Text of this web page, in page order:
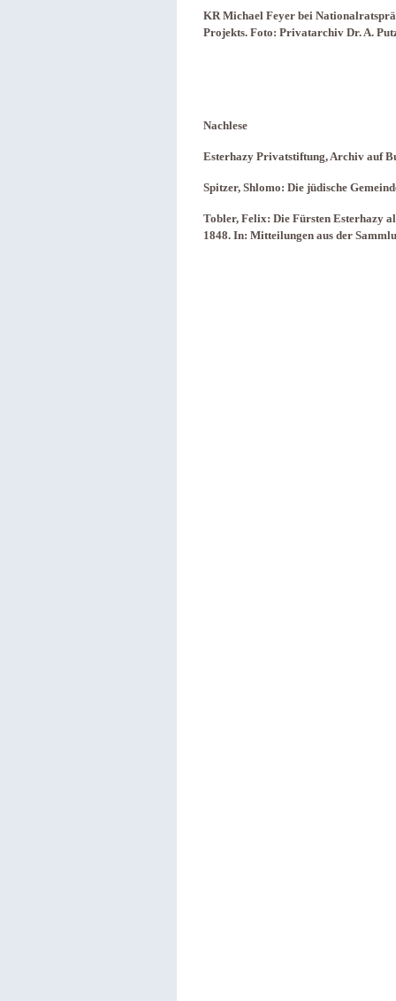
KR Michael Feyer bei
Projekts. Foto: Privatarchiv Dr. A.
Nachlese
Esterhazy Privatstiftung, Archiv auf
Spitzer, Shlomo: Die jüdische
Tobler, Felix: Die Fürsten Esterhazy
1848. In: Mitteilungen aus der